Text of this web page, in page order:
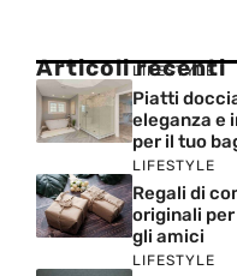
Articoli recenti
LIFESTYLE
Piatti
eleganza e
per il tuo
LIFESTYLE
Regali di
originali
gli amici
LIFESTYLE